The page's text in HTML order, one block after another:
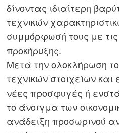
δίνοντας ιδιαίτερη
τεχνικών
συμμόρφωσή τους με
προκήρυξης.
Μετά την ολοκλήρωση
τεχνικών στοιχείων
νέες προσφυγές ή
το άνοιγμα των
ανάδειξη προσωρινού